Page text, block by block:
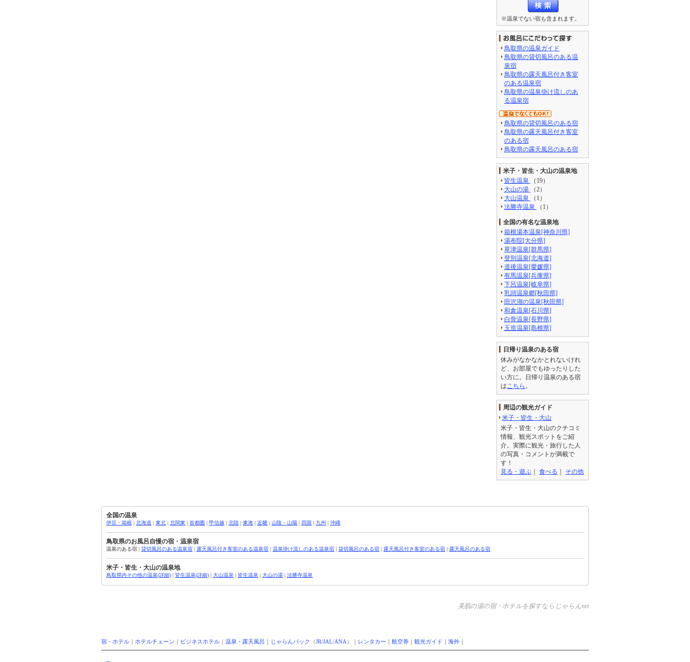
※温泉でない宿も含まれます。
鳥取県の温泉ガイド
鳥取県の貸切風呂のある温
泉宿
鳥取県の露天風呂付き客室
のある温泉宿
鳥取県の温泉掛け流しのあ
る温泉宿
鳥取県の貸切風呂のある宿
鳥取県の露天風呂付き客室
のある宿
鳥取県の露天風呂のある宿
米子・皆生・大山の温泉地
皆生温泉
（19）
大山の湯
（2）
大山温泉
（1）
法勝寺温泉
（1）
全国の有名な温泉地
箱根湯本温泉[神奈川県]
湯布院[大分県]
草津温泉[群馬県]
登別温泉[北海道]
道後温泉[愛媛県]
有馬温泉[兵庫県]
下呂温泉[岐阜県]
乳頭温泉郷[秋田県]
田沢湖の温泉[秋田県]
和倉温泉[石川県]
白骨温泉[長野県]
玉造温泉[島根県]
日帰り温泉のある宿
休みがなかなかとれないけれ
ど、お部屋でもゆったりした
い方に。日帰り温泉のある宿
は こちら 。
周辺の観光ガイド
米子・皆生・大山
米子・皆生・大山のクチコミ
情報、観光スポットをご紹
介。実際に観光・旅行した人
の写真・コメントが満載で
す！
見る・遊ぶ ｜ 食べる ｜ その他
全国の温泉
伊豆・箱根 | 北海道 | 東北 | 北関東 | 首都圏 | 甲信越 | 北陸 | 東海 | 近畿 | 山陰・山陽 | 四国 | 九州 | 沖縄
鳥取県のお風呂自慢の宿・温泉宿
温泉のある宿 | 貸切風呂のある温泉宿 | 露天風呂付き客室のある温泉宿 | 温泉掛け流しのある温泉宿 | 貸切風呂のある宿 | 露天風呂付き客室のある宿 | 露天風呂のある宿
米子・皆生・大山の温泉地
鳥取県内その他の温泉(詳細) | 皆生温泉(詳細) | 大山温泉 | 皆生温泉 | 大山の湯 | 法勝寺温泉
美肌の湯の宿・ホテルを探すならじゃらんnet
宿・ホテル ホテルチェーン ビジネスホテル 温泉・露天風呂 じゃらんパック （JR/JAL/ANA ）｜ レンタカー 航空券 観光ガイド 海外